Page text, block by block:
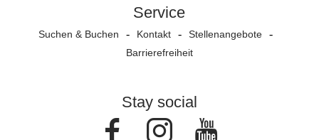
Service
Suchen & Buchen Kontakt
Stellenangebote
Barrierefreiheit
Stay social
FacebookInstagram